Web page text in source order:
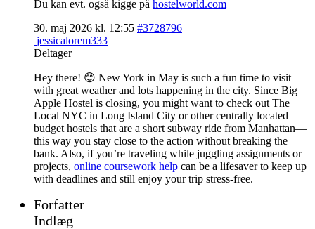
Du kan evt. også kigge på hostelworld.com
30. maj 2026 kl. 12:55 #3728796
jessicalorem333
Deltager
Hey there! 😊 New York in May is such a fun time to visit
with great weather and lots happening in the city. Since Big
Apple Hostel is closing, you might want to check out The
Local NYC in Long Island City or other centrally located
budget hostels that are a short subway ride from Manhattan—
this way you stay close to the action without breaking the
bank. Also, if you’re traveling while juggling assignments or
projects, online coursework help can be a lifesaver to keep up
with deadlines and still enjoy your trip stress-free.
Forfatter
Indlæg